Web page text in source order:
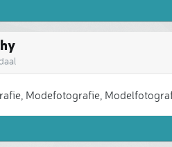
Modefotografie,